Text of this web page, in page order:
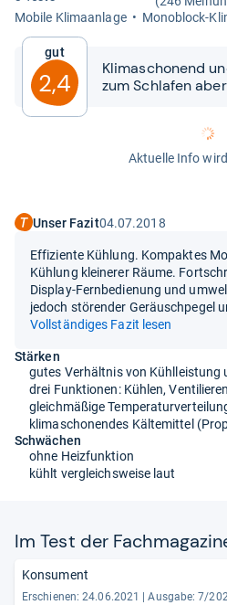
Mobile Kli­ma­an­lage
Mono­block-​
Gut
2,4
Kli­ma­scho­nend
zum Schla­fen
Aktuelle Info
Unser Fazit04.07.2018
Effiziente Kühlung. Kompaktes
Kühlung kleinerer Räume.
Display-Fernbedienung und
jedoch störender Geräuschpegel
Vollständiges Fazit lesen
Stärken
gutes Verhältnis von Kühlleistung
drei Funktionen: Kühlen,
gleichmäßige
klimaschonendes Kältemittel
Schwächen
ohne Heizfunktion
kühlt vergleichsweise laut
Im Test der
Konsument
Erschienen: 24.06.2021 | Ausgabe: 7/